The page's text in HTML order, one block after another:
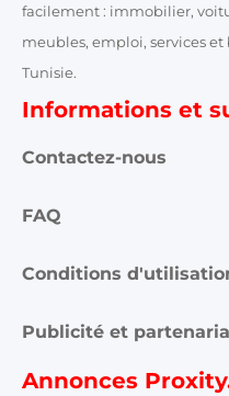
facilement : immobilier,
meubles, emploi, services
Tunisie.
Informations et
Contactez-nous
FAQ
Conditions
Publicité et
Annonces